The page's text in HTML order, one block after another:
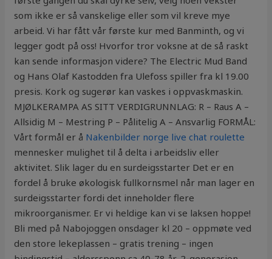
som ikke er så vanskelige eller som vil kreve mye
arbeid. Vi har fått vår første kur med Banminth, og vi
legger godt på oss! Hvorfor tror voksne at de så raskt
kan sende informasjon videre? The Electric Mud Band
og Hans Olaf Kastodden fra Ulefoss spiller fra kl 19.00
presis. Kork og sugerør kan vaskes i oppvaskmaskin.
MJØLKERAMPA AS SITT VERDIGRUNNLAG: R – Raus A –
Allsidig M – Mestring P – Pålitelig A – Ansvarlig FORMÅL:
Vårt formål er å Nakenbilder norge live chat roulette
mennesker mulighet til å delta i arbeidsliv eller
aktivitet. Slik lager du en surdeigsstarter Det er en
fordel å bruke økologisk fullkornsmel når man lager en
surdeigsstarter fordi det inneholder flere
mikroorganismer. Er vi heldige kan vi se laksen hoppe!
Bli med på Nabojoggen onsdager kl 20 – oppmøte ved
den store lekeplassen – gratis trening – ingen